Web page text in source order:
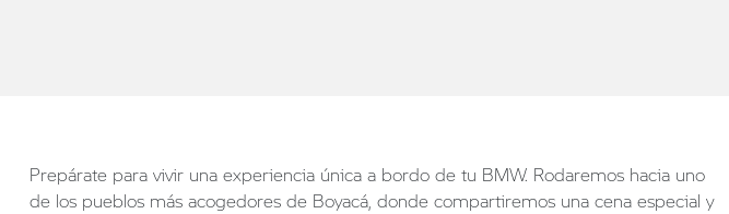
Prepárate para vivir una experiencia única a bordo de tu BMW. Rodaremos hacia uno
de los pueblos más acogedores de Boyacá, donde compartiremos una cena especial y